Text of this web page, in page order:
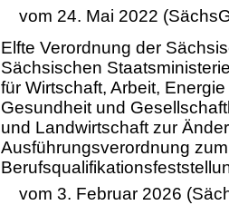
vom 24. Mai 2022
Elfte Verordnung der
Sächsischen
für Wirtschaft, Arbeit,
Gesundheit und
und Landwirtschaft zur
Ausführungsverordnung
vom 3. Februar 2026